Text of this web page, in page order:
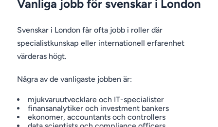
Vanliga jobb för svenskar i London
Svenskar i London får ofta jobb i roller där
specialistkunskap eller internationell erfarenhet
värderas högt.
Några av de vanligaste jobben är:
mjukvaruutvecklare och IT-specialister
finansanalytiker och investment bankers
ekonomer, accountants och controllers